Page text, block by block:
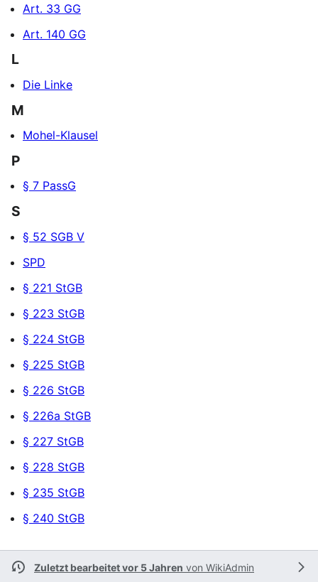
Art. 33 GG
Art. 140 GG
L
Die Linke
M
Mohel-Klausel
P
§ 7 PassG
S
§ 52 SGB V
SPD
§ 221 StGB
§ 223 StGB
§ 224 StGB
§ 225 StGB
§ 226 StGB
§ 226a StGB
§ 227 StGB
§ 228 StGB
§ 235 StGB
§ 240 StGB
Zuletzt bearbeitet vor 5 Jahren von WikiAdmin